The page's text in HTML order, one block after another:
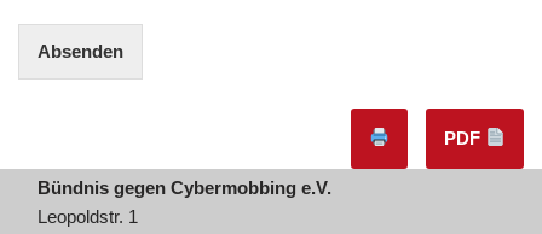
Absenden
PDF
Bündnis gegen Cybermobbing e.V.
Leopoldstr. 1